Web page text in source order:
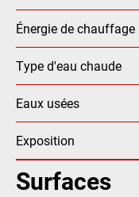
Énergie de chauffage
Type d'eau chaude
Eaux usées
Exposition
Surfaces